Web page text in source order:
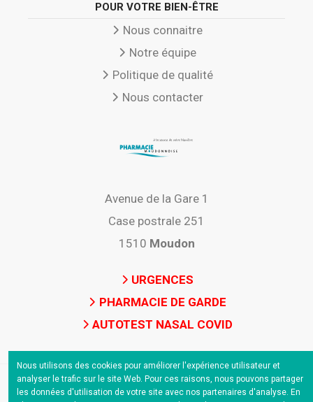
POUR VOTRE BIEN-ÊTRE
Nous connaitre
Notre équipe
Politique de qualité
Nous contacter
Avenue de la Gare 1
Case postrale 251
1510 Moudon
URGENCES
PHARMACIE DE GARDE
AUTOTEST NASAL COVID
Nous utilisons des cookies pour améliorer l'expérience utilisateur et
analyser le trafic sur le site Web. Pour ces raisons, nous pouvons partager
les données d'utilisation de votre site avec nos partenaires d'analyse. En